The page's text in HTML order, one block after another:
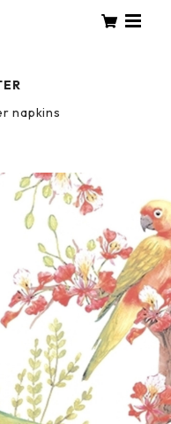
napkins